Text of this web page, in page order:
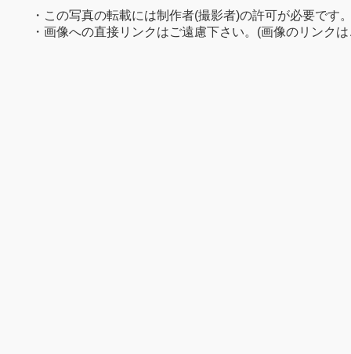
・この写真の転載には制作者(撮影者)の許可が必要です
・画像への直接リンクはご遠慮下さい。(画像のリンク